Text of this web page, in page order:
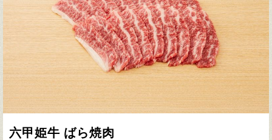
六甲姫牛 ばら焼肉